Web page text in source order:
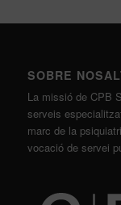
SOBRE
La missió de CPB
serveis
marc de la
vocació de servei